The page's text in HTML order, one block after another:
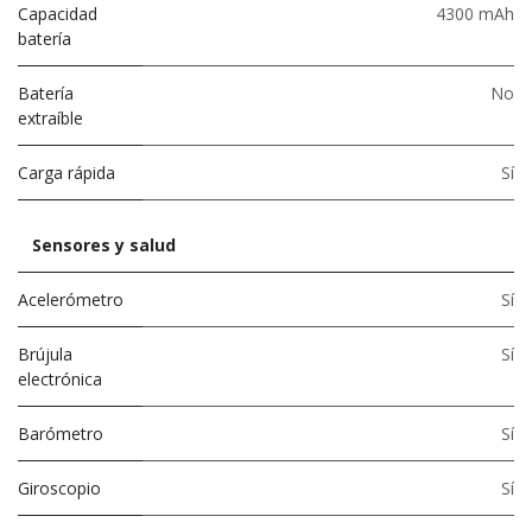
Capacidad
batería
4300 mAh
Batería
extraíble
No
Carga rápida Sí
Sensores y salud
Acelerómetro Sí
Brújula
electrónica
Sí
Barómetro Sí
Giroscopio Sí